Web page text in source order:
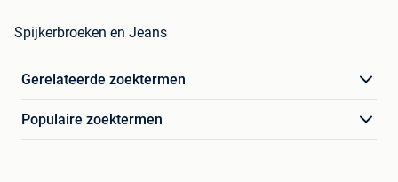
Spijkerbroeken en Jeans
Gerelateerde zoektermen
Populaire zoektermen